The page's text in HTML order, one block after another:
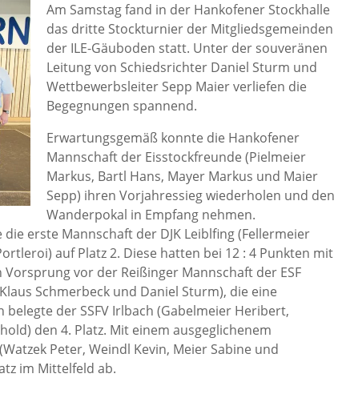
Am Samstag fand in der Hankofener Stockhalle
das dritte Stockturnier der Mitgliedsgemeinden
der ILE-Gäuboden statt. Unter der souveränen
Leitung von Schiedsrichter Daniel Sturm und
Wettbewerbsleiter Sepp Maier verliefen die
Begegnungen spannend.
Erwartungsgemäß konnte die Hankofener
Mannschaft der Eisstockfreunde (Pielmeier
Markus, Bartl Hans, Mayer Markus und Maier
Sepp) ihren Vorjahressieg wiederholen und den
Wanderpokal in Empfang nehmen.
erste Mannschaft der DJK Leiblfing (Fellermeier
auf Platz 2. Diese hatten bei 12 : 4 Punkten mit
vor der Reißinger Mannschaft der ESF
Schmerbeck und Daniel Sturm), die eine
der SSFV Irlbach (Gabelmeier Heribert,
den 4. Platz. Mit einem ausgeglichenem
Peter, Weindl Kevin, Meier Sabine und
im Mittelfeld ab.